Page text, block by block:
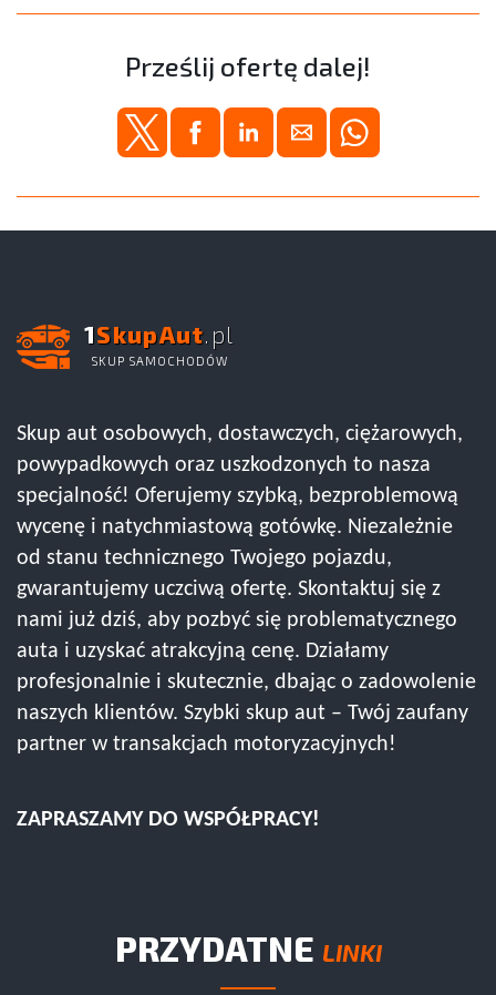
Prześlij ofertę dalej!
1SkupAut.pl
SKUP SAMOCHODÓW
Skup aut osobowych, dostawczych, ciężarowych,
powypadkowych oraz uszkodzonych to nasza
specjalność! Oferujemy szybką, bezproblemową
wycenę i natychmiastową gotówkę. Niezależnie
od stanu technicznego Twojego pojazdu,
gwarantujemy uczciwą ofertę. Skontaktuj się z
nami już dziś, aby pozbyć się problematycznego
auta i uzyskać atrakcyjną cenę. Działamy
profesjonalnie i skutecznie, dbając o zadowolenie
naszych klientów. Szybki skup aut – Twój zaufany
partner w transakcjach motoryzacyjnych!
ZAPRASZAMY DO WSPÓŁPRACY!
PRZYDATNE LINKI